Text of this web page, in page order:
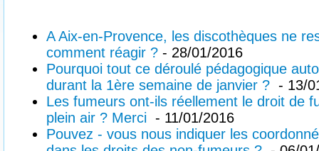
A Aix-en-Provence, les discothèques ne
comment réagir ? - 28/01/2016
Pourquoi tout ce déroulé pédagogique
durant la 1ère semaine de janvier ? - 13/
Les fumeurs ont-ils réellement le droit de
plein air ? Merci - 11/01/2016
Pouvez - vous nous indiquer les